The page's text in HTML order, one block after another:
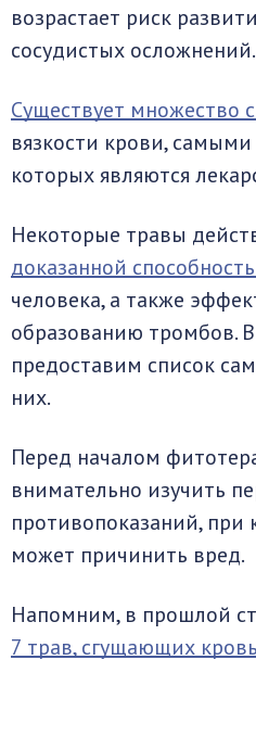
возрастает риск
сосудистых осложнений.
Существует множество
вязкости крови,
которых являются
Некоторые травы
доказанной
человека, а также
образованию тромбов.
предоставим список
них.
Перед началом
внимательно изучить
противопоказаний, при
может причинить вред.
Напомним, в прошлой
7 трав, сгущающих